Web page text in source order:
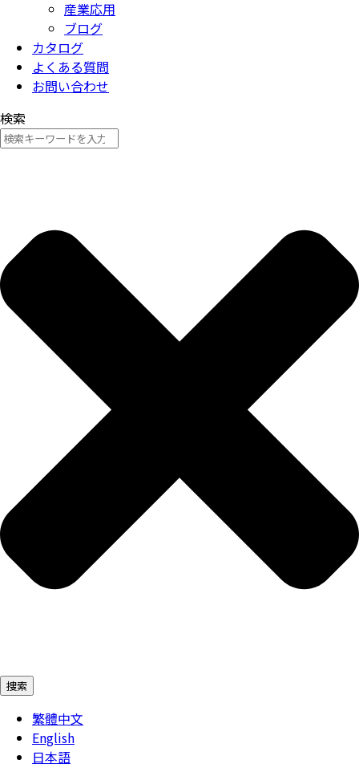
産業応用
ブログ
カタログ
よくある質問
お問い合わせ
検索
捜索
繁體中文
English
日本語